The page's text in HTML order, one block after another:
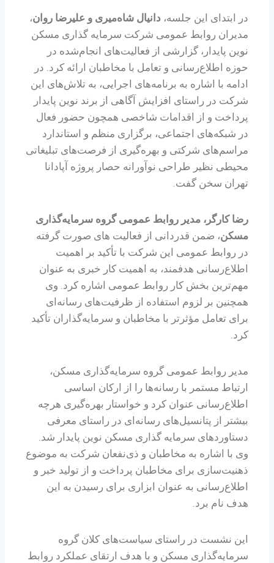
در ابتدای این جلسه، دانیال شاه‌میری و علیرضا روان،
مدیران روابط عمومی شرکت سرمایه گذاری مسکن
نوین پایدار، گزارشی از فعالیت‌های انجام‌شده در
حوزه اطلاع‌رسانی و تعامل با مخاطبان ارائه کرد. در
ادامه با اشاره به برنامه‌های اجرایی، به تلاش‌های این
شرکت در راستای افزایش آگاهی از برند نوین پایدار
پرداخت و از اقدامات شاخصی همچون حضور فعال
در شبکه‌های اجتماعی، برگزاری منظم و استاندارد
مراسم‌های شرکتی و بهره‌گیری از فرصت‌های تبلیغاتی
محیطی نظیر طراحی نوآورانه حصار پروژه آپادانا
تهران سخن گفت.
رضا کارگر، مدیر روابط عمومی گروه سرمایه‌گذاری
مسکن، ضمن قدردانی از فعالیت های صورت گرفته
در روابط عمومی این شرکت با تأکید بر اهمیت
اطلاع‌رسانی هدفمند، به اهمیت کار خبری به عنوان
مهم‌ترین بخش‌ کار روابط عمومی اشاره کرد. وی
همچنین بر لزوم استفاده از ظرفیت‌های رسانه‌ای
برای تعامل مؤثرتر با مخاطبان و سرمایه‌گذاران تأکید
کرد.
مدیر روابط عمومی گروه سرمایه‌گذاری مسکن،
ارتباط مستمر با رسانه‌ها را از ارکان اساسی
اطلاع‌رسانی عنوان کرد و خواستار بهره‌گیری هرچه
بیشتر از پتانسیل‌های رسانه‌ای در راستای معرفی
دستاوردهای سرمایه گذاری مسکن نوین پایدار شد.
وی با اشاره به مخاطبان و ذی‌نفعان شرکت به موضوع
ذهنیت‌سازی برای مخاطبان پرداخت و از تولید خبر و
اطلاع‌رسانی به عنوان ابزاری برای رسیدن به این
هدف نام برد.
این نشست در راستای سیاست‌های کلان گروه
سرمایه‌گذاری مسکن و با هدف ارتقای عملکرد روابط